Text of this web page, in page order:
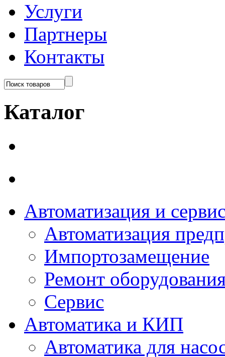
Услуги
Партнеры
Контакты
Каталог
Автоматизация и
Автоматизация
Импортозамещение
Ремонт
Сервис
Автоматика и КИП
Автоматика для